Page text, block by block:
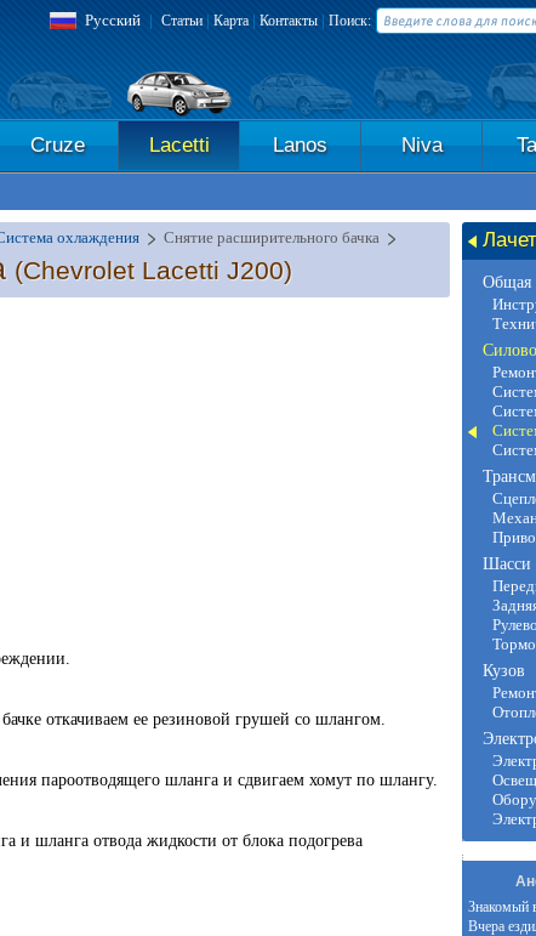
Русский | Статьи | Карта| Контакты | Поиск:
Cruze Lacetti Lanos Niva
охлаждения Снятие расширительного бачка
(Chevrolet Lacetti J200)
откачиваем ее резиновой грушей со шлангом.
пароотводящего шланга и сдвигаем хомут по шлангу.
и шланга отвода жидкости от блока подогрева
Общая
Шасси
Кузов
Знакомый
Вчера